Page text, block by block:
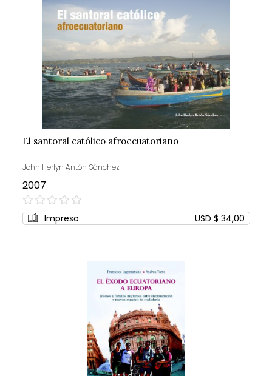
El santoral católico afroecuatoriano
John Herlyn Antón Sánchez
2007
0%
Impreso USD $ 34,00